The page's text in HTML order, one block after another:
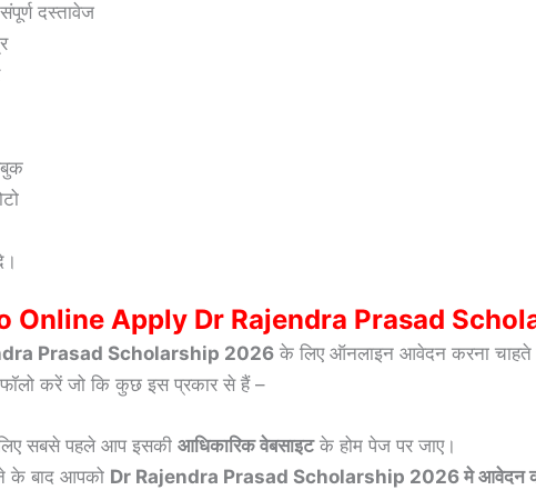
दस्तावेज
Online Apply Dr Rajendra Prasad
Prasad Scholarship 2026 के लिए ऑनलाइन आवेदन करना चाहते
फॉलो करें जो कि कुछ इस प्रकार से हैं –
सबसे पहले आप इसकी आधिकारिक वेबसाइटके होम पेज पर जाए।
के बाद आपको Dr Rajendra Prasad Scholarship 2026 मे आवेदन